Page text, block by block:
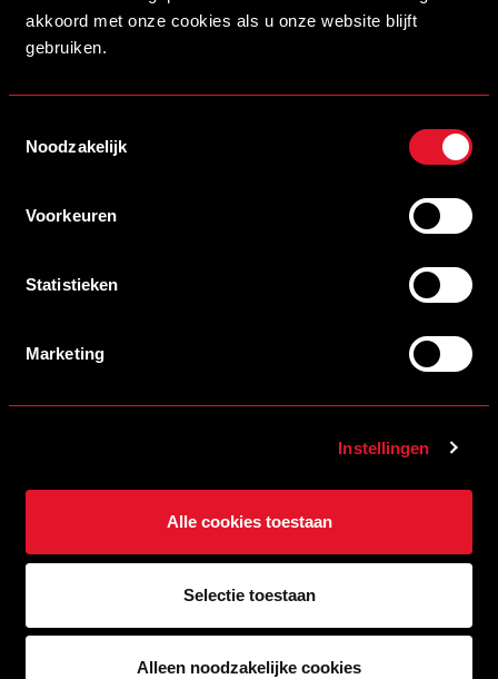
akkoord met onze cookies als u onze website blijft
gebruiken.
Noodzakelijk
Voorkeuren
Statistieken
Marketing
Instellingen
Alle cookies toestaan
Selectie toestaan
Alleen noodzakelijke cookies
Roumans, Youssef Koubali en de keepers Theo van de
Boogaard, Mike Havekotte en Rein van Duijnhoven.
VOLOP VERMAAK VOOR KINDEREN VOORAFGAAND AAN